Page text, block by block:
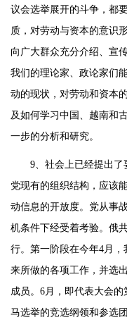
议会选举展开的斗争，都
质，对劳动与资本的意识
向广大群众充分介绍、宣
我们的理论家、政论家们
动的现状，对劳动和资本
及如何学习中国、越南和
一步的分析和研究。
9、社会上已经提出
党现有的组织结构，应该
动信息的开放度。党从事
机条件下经受着考验。俄
行。第一阶段在今年4月
来所做的各项工作，并选
成员。6月，即代表大会
马选举的竞选纲领和参选团